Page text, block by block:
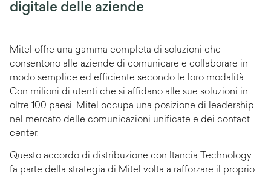
digitale delle aziende
Mitel offre una gamma completa di soluzioni che
consentono alle aziende di comunicare e collaborare in
modo semplice ed efficiente secondo le loro modalità.
Con milioni di utenti che si affidano alle sue soluzioni in
oltre 100 paesi, Mitel occupa una posizione di leadership
nel mercato delle comunicazioni unificate e dei contact
center.
Questo accordo di distribuzione con Itancia Technology
fa parte della strategia di Mitel volta a rafforzare il proprio